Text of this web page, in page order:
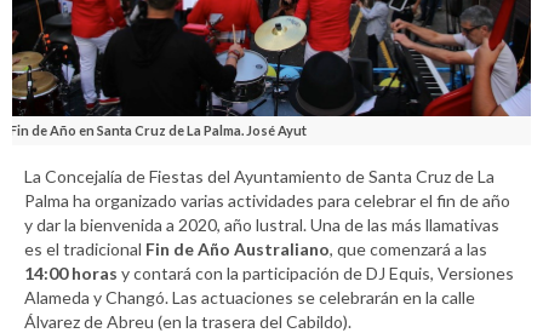
Fin de Año en Santa Cruz de La Palma. José Ayut
La Concejalía de Fiestas del Ayuntamiento de Santa Cruz de La
Palma ha organizado varias actividades para celebrar el fin de año
y dar la bienvenida a 2020, año lustral. Una de las más llamativas
es el tradicional Fin de Año Australiano, que comenzará a las
14:00 horas y contará con la participación de DJ Equis, Versiones
Alameda y Changó. Las actuaciones se celebrarán en la calle
Álvarez de Abreu (en la trasera del Cabildo).